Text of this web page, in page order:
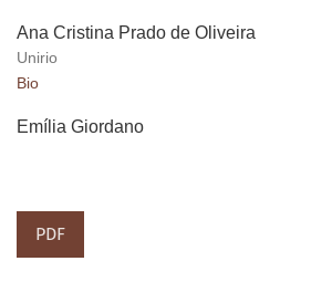
Ana Cristina Prado de Oliveira
Unirio
Bio
Emília Giordano
PDF